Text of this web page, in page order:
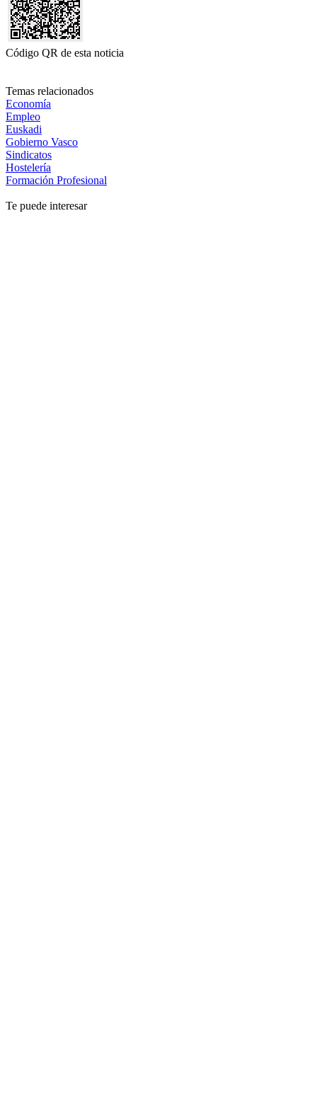
Código QR de esta noticia
Temas relacionados
Economía
Empleo
Euskadi
Gobierno Vasco
Sindicatos
Hostelería
Formación Profesional
Te puede interesar